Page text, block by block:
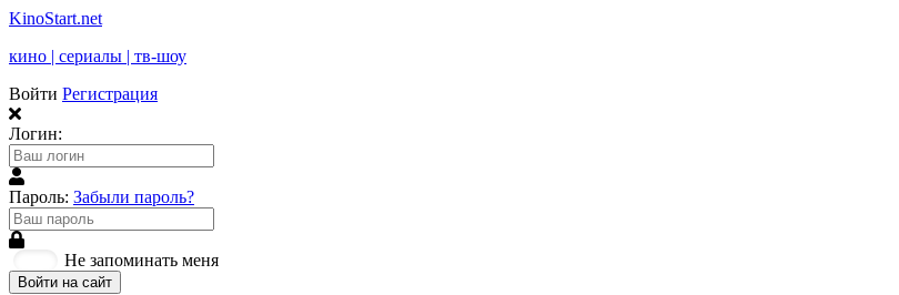
KinoStart.net
кино | сериалы | тв-шоу
Войти Регистрация
Логин:
Пароль: Забыли пароль?
Не запоминать меня
Войти на сайт